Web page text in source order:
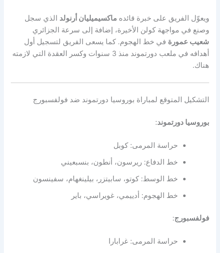
ويعوّل الفريق على خبرة قائدهماكسيميليان أرنولد الذي سجل
وصنع في مواجهة كولن الأخيرة، إضافة إلى سرعة الجزائري
شعيب عمورة في خط الهجوم. كما يسعى الفريق لتسجيل أول
أهدافه في ملعب دورتموند منذ 3 سنوات وكسر العقدة التي لازمته
هناك.
التشكيل المتوقع لمباراة بوروسيا دورتموند ضد فولفسبورج
بوروسيا دورتموند:
حراسة المرمى: كوبل
خط الدفاع: ريرسون، أنطون، بنسبعيني
خط الوسط: كوتو، سابيتزر، بيلينغهام، سفينسون
خط الهجوم: أدييمي، غويراسي، باير
فولفسبورج:
حراسة المرمى: غرابارا